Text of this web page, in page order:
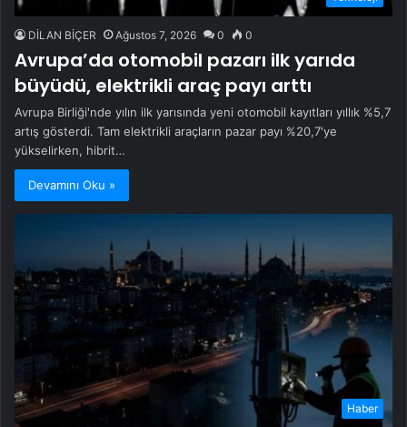
DİLAN BİÇER Ağustos 7, 2026 0 0
Avrupa’da otomobil pazarı ilk yarıda
büyüdü, elektrikli araç payı arttı
Avrupa Birliği'nde yılın ilk yarısında yeni otomobil kayıtları yıllık %5,7
artış gösterdi. Tam elektrikli araçların pazar payı %20,7'ye
yükselirken, hibrit…
Devamını Oku »
Haber